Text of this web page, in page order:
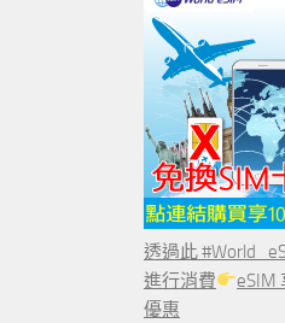
透過此
進行消費
eSIM
優惠